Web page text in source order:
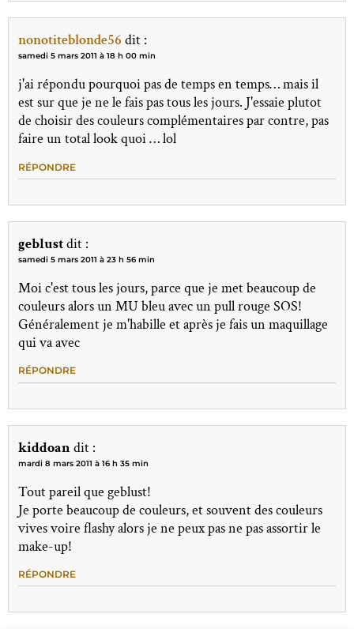
nonotiteblonde56 dit :
samedi 5 mars 2011 à 18 h 00 min
j'ai répondu pourquoi pas de temps en temps… mais il
est sur que je ne le fais pas tous les jours. J'essaie plutot
de choisir des couleurs complémentaires par contre, pas
faire un total look quoi … lol
RÉPONDRE
geblustdit :
samedi 5 mars 2011 à 23 h 56 min
Moi c'est tous les jours, parce que je met beaucoup de
couleurs alors un MU bleu avec un pull rouge SOS!
Généralement je m'habille et après je fais un maquillage
qui va avec
RÉPONDRE
kiddoandit :
mardi 8 mars 2011 à 16 h 35 min
Tout pareil que geblust!
Je porte beaucoup de couleurs, et souvent des couleurs
vives voire flashy alors je ne peux pas ne pas assortir le
make-up!
RÉPONDRE